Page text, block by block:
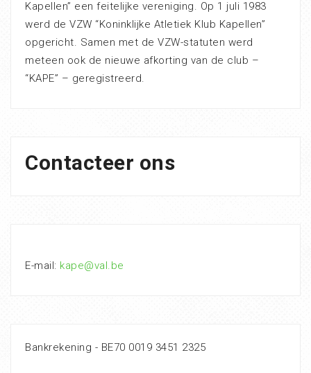
Kapellen” een feitelijke vereniging. Op 1 juli 1983
werd de VZW “Koninklijke Atletiek Klub Kapellen”
opgericht. Samen met de VZW-statuten werd
meteen ook de nieuwe afkorting van de club –
“KAPE” – geregistreerd.
Contacteer ons
E-mail: kape@val.be
Bankrekening - BE70 0019 3451 2325